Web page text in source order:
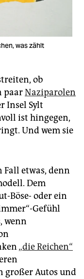
was zählt
ob
paarNaziparolen
Insel Sylt
ist hingegen,
Und wem sie
etwas, denn
Dem
Böse- oder ein
Gefühl
wenn
„die Reichen“
großer Autos und